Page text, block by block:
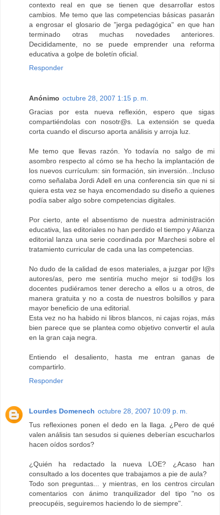
contexto real en que se tienen que desarrollar estos
cambios. Me temo que las competencias básicas pasarán
a engrosar el glosario de "jerga pedagógica" en que han
terminado otras muchas novedades anteriores.
Decididamente, no se puede emprender una reforma
educativa a golpe de boletín oficial.
Responder
Anónimo octubre 28, 2007 1:15 p. m.
Gracias por esta nueva reflexión, espero que sigas
compartiéndolas con nosotr@s. La extensión se queda
corta cuando el discurso aporta análisis y arroja luz.
Me temo que llevas razón. Yo todavía no salgo de mi
asombro respecto al cómo se ha hecho la implantación de
los nuevos currículum: sin formación, sin inversión...Incluso
como señalaba Jordi Adell en una conferencia sin que ni si
quiera esta vez se haya encomendado su diseño a quienes
podía saber algo sobre competencias digitales.
Por cierto, ante el absentismo de nuestra administración
educativa, las editoriales no han perdido el tiempo y Alianza
editorial lanza una serie coordinada por Marchesi sobre el
tratamiento curricular de cada una las competencias.
No dudo de la calidad de esos materiales, a juzgar por l@s
autores/as, pero me sentiría mucho mejor si tod@s los
docentes pudiéramos tener derecho a ellos u a otros, de
manera gratuita y no a costa de nuestros bolsillos y para
mayor beneficio de una editorial.
Esta vez no ha habido ni libros blancos, ni cajas rojas, más
bien parece que se plantea como objetivo convertir el aula
en la gran caja negra.
Entiendo el desaliento, hasta me entran ganas de
compartirlo.
Responder
Lourdes Domenech octubre 28, 2007 10:09 p. m.
Tus reflexiones ponen el dedo en la llaga. ¿Pero de qué
valen análisis tan sesudos si quienes deberían escucharlos
hacen oídos sordos?
¿Quién ha redactado la nueva LOE? ¿Acaso han
consultado a los docentes que trabajamos a pie de aula?
Todo son preguntas... y mientras, en los centros circulan
comentarios con ánimo tranquilizador del tipo "no os
preocupéis, seguiremos haciendo lo de siempre".